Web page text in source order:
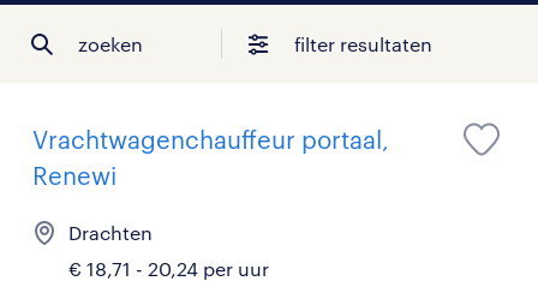
zoeken filter resultaten
Vrachtwagenchauffeur portaal,
Renewi
Drachten
€ 18,71 - 20,24 per uur